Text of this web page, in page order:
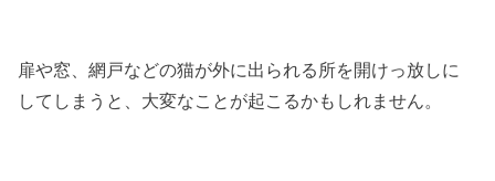
扉や窓、網戸などの猫が外に出られる所を開けっ放しに
してしまうと、大変なことが起こるかもしれません。